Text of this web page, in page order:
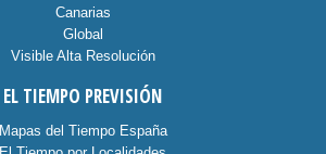
Canarias
Global
Visible Alta Resolución
EL TIEMPO PREVISIÓN
Mapas del Tiempo España